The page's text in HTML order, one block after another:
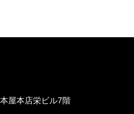
屋本店栄ビル7階